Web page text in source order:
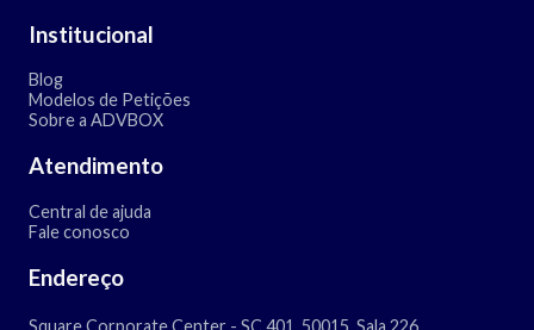
Institucional
Blog
Modelos de Petições
Sobre a ADVBOX
Atendimento
Central de ajuda
Fale conosco
Endereço